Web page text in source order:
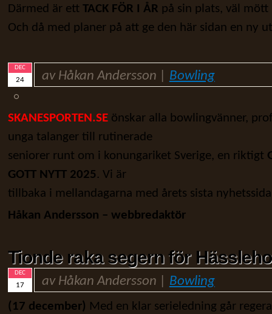
Därmed är ett TACK FÖR I ÅR på sin plats, väl mött
Och då med planer på att ge den här sidan en ny
DEC
24 av Håkan Andersson | Bowling
SKANESPORTEN.SE önskar alla bowlingvänner,
unga talanger till rutinerade
seniorer runt om i konungariket Sverige, en riktigt
GOTT NYTT 2025. Vi är
tillbaka i mellandagarna med årets sista
Håkan Andersson – webbredaktör
Tionde raka segern för
DEC
17 av Håkan Andersson | Bowling
(17 december) Med en klar serieledning går